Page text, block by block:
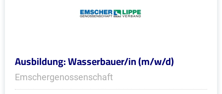
Ausbildung: Wasserbauer/in (m/w/d)
Emschergenossenschaft